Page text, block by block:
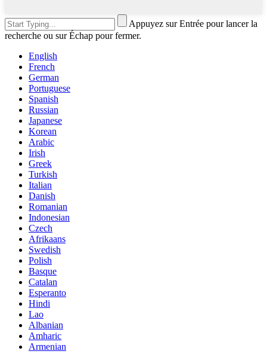
Appuyez sur Entrée pour lancer la
recherche ou sur Échap pour fermer.
English
French
German
Portuguese
Spanish
Russian
Japanese
Korean
Arabic
Irish
Greek
Turkish
Italian
Danish
Romanian
Indonesian
Czech
Afrikaans
Swedish
Polish
Basque
Catalan
Esperanto
Hindi
Lao
Albanian
Amharic
Armenian